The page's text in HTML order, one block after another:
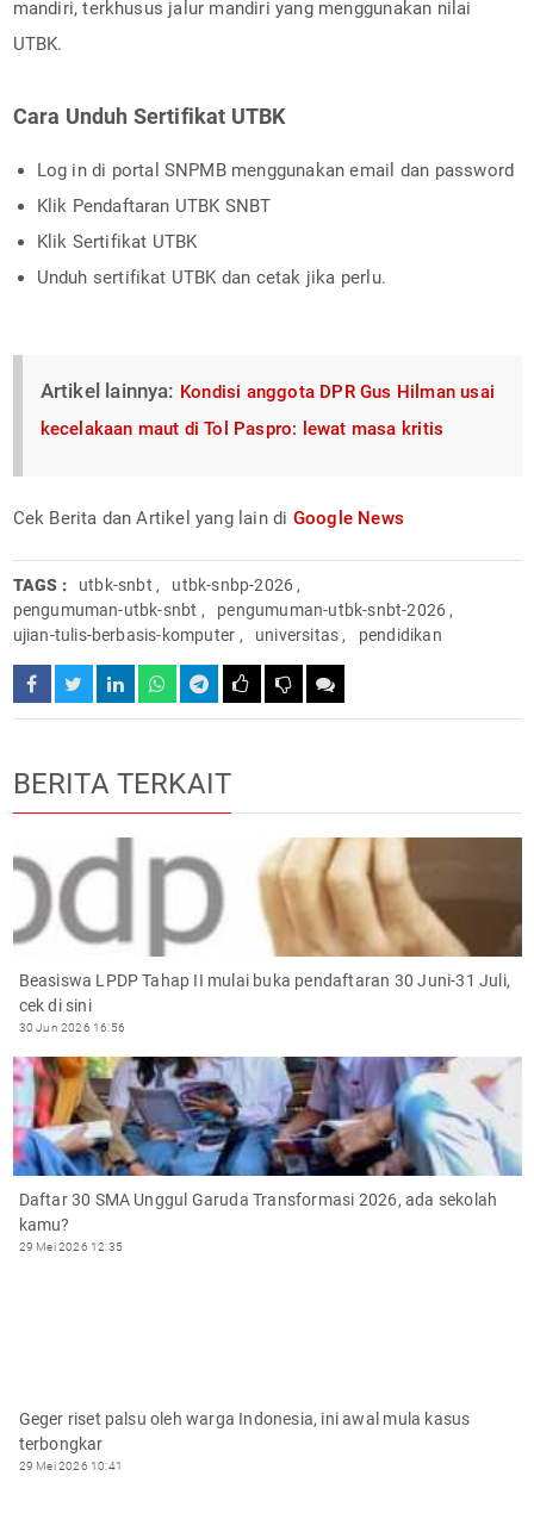
mandiri, terkhusus jalur mandiri yang menggunakan nilai
UTBK.
Cara Unduh Sertifikat UTBK
Log in di portal SNPMB menggunakan email dan password
Klik Pendaftaran UTBK SNBT
Klik Sertifikat UTBK
Unduh sertifikat UTBK dan cetak jika perlu.
Artikel lainnya: Kondisi anggota DPR Gus Hilman usai
kecelakaan maut di Tol Paspro: lewat masa kritis
Cek Berita dan Artikel yang lain di Google News
TAGS : utbk-snbt , utbk-snbp-2026 ,
pengumuman-utbk-snbt , pengumuman-utbk-snbt-2026 ,
ujian-tulis-berbasis-komputer , universitas , pendidikan
BERITA TERKAIT
Beasiswa LPDP Tahap II mulai buka pendaftaran 30 Juni-31 Juli,
cek di sini
30 Jun 2026 16:56
Daftar 30 SMA Unggul Garuda Transformasi 2026, ada sekolah
kamu?
29 Mei 2026 12:35
Geger riset palsu oleh warga Indonesia, ini awal mula kasus
terbongkar
29 Mei 2026 10:41